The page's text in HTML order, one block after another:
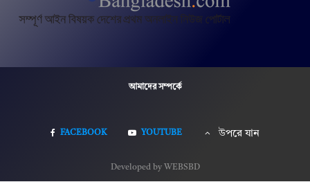
আমাদের সম্পর্কে
FACEBOOK YOUTUBE উপরে যান
Developed by WEBSBD